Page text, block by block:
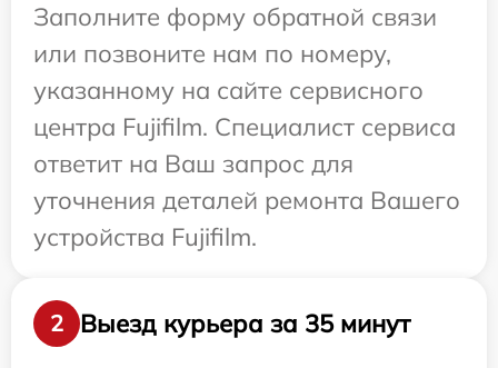
Заполните форму обратной связи
или позвоните нам по номеру,
указанному на сайте сервисного
центра Fujifilm. Специалист сервиса
ответит на Ваш запрос для
уточнения деталей ремонта Вашего
устройства Fujifilm.
2
Выезд курьера за 35 минут